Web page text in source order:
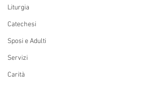
Liturgia
Catechesi
Sposi e Adulti
Servizi
Carità